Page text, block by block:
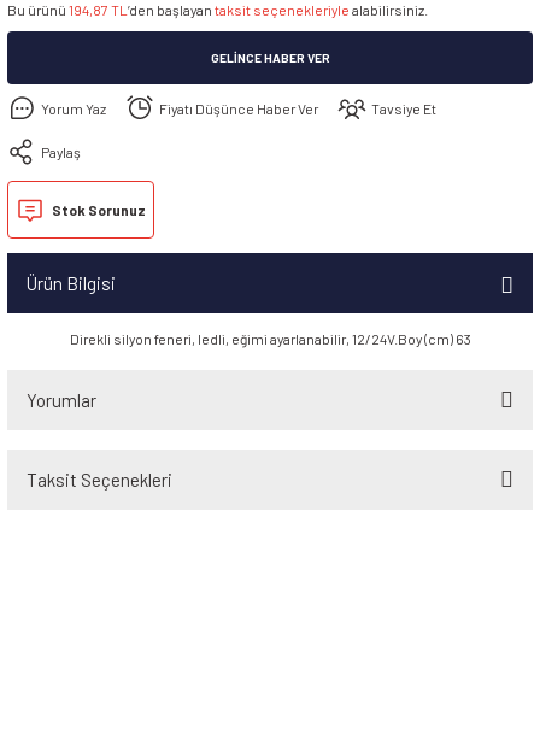
Bu ürünü 194,87 TL ’den başlayan taksit seçenekleriyle alabilirsiniz.
GELINCE HABER VER
Yorum Yaz Fiyatı Düşünce Haber Ver Tavsiye Et
Paylaş
Stok Sorunuz
Ürün Bilgisi
Direkli silyon feneri, ledli, eğimi ayarlanabilir, 12/24V.Boy (cm) 63
Yorumlar
Taksit Seçenekleri